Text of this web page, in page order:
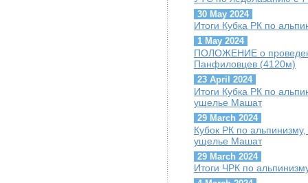
30 May 2024
Итоги Кубка РК по
1 May 2024
ПОЛОЖЕНИЕ о
Панфиловцев (4120м)
23 April 2024
Итоги Кубка РК по
ущелье Машат
29 March 2024
Кубок РК по
ущелье Машат
29 March 2024
Итоги ЧРК по